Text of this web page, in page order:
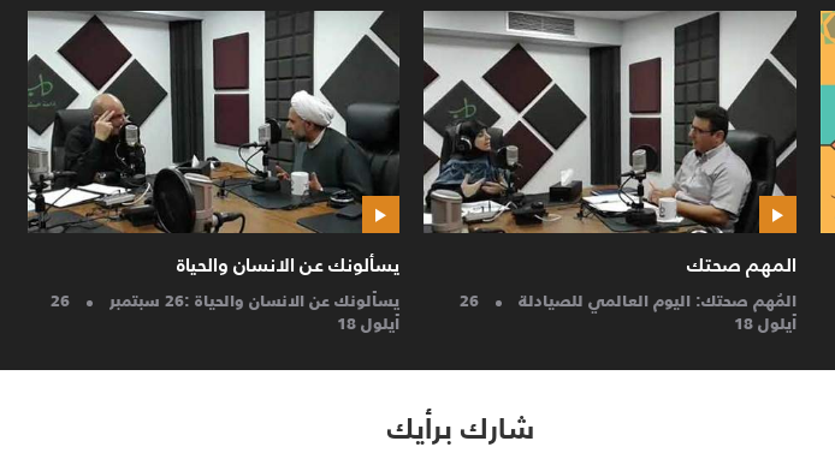
25
صوت حسيني
صوت حسيني: اللطمية.
25 أيلول 18
يسألونك عن الانسان والحياة
يسألونك عن الانسان والحياة : 25 سبتمبر
شارك برأيك